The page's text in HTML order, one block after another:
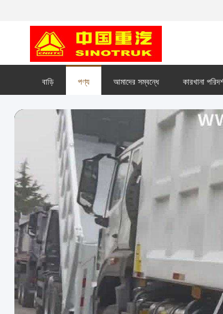
বাড়ি পণ্য আমাদের সম্বন্ধে কারখানা